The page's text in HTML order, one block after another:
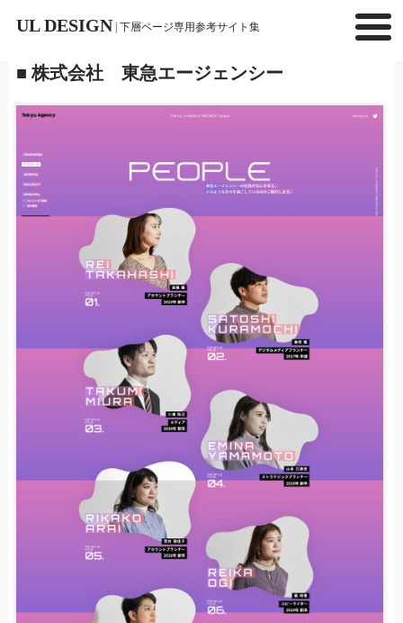
UL DESIGN | 下層ページ専用参考サイト集
■ 株式会社 東急エージェンシー